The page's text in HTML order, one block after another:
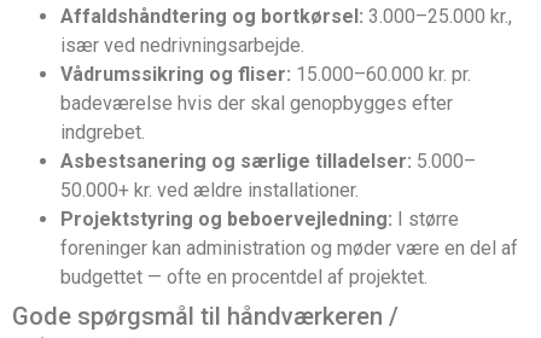
Affalds­håndtering og bortkørsel: 3.000–25.000 kr.,
især ved nedrivningsarbejde.
Vådrums­sikring og fliser: 15.000–60.000 kr. pr.
badeværelse hvis der skal genopbygges efter
indgrebet.
Asbest­sanering og særlige tilladelser: 5.000–
50.000+ kr. ved ældre installationer.
Projektstyring og beboervejledning: I større
foreninger kan administration og møder være en del af
budgettet — ofte en procentdel af projektet.
Gode spørgsmål til håndværkeren /